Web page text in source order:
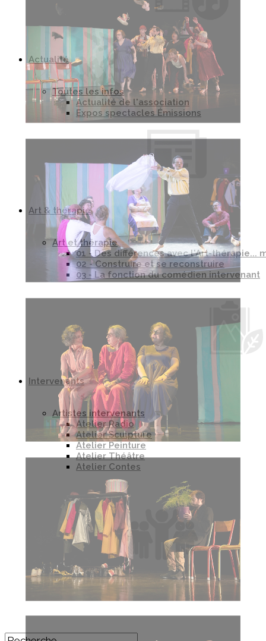
Actualité
Toutes les infos
Actualité de l'association
Expos spectacles Émissions
Art & thérapie
Art et thérapie
01 - Des différences avec l'Art-thérapie...
02 - Construire et se reconstruire
03 - La fonction du comédien intervenant
Intervenants
Artistes intervenants
Atelier Radio
Atelier Sculpture
Atelier Peinture
Atelier Théâtre
Atelier Contes